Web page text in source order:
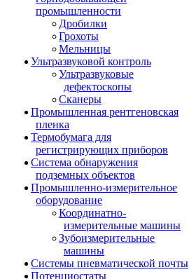
промышленности
Дробилки
Грохоты
Мельницы
Ультразвуковой контроль
Ультразвуковые
дефектоскопы
Сканеры
Промышленная рентгеновская
пленка
Термобумага для
регистрирующих приборов
Система обнаружения
подземных объектов
Промышленно-измерительное
оборудование
Координатно-
измерительные машины
Зубоизмерительные
машины
Системы пневматической почты
Потенциостаты